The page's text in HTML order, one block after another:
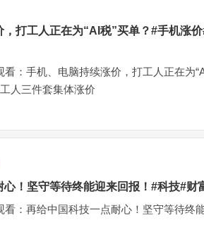
，打工人正在为“AI税”买单？#手机涨
看：手机、电脑持续涨价，打工人正在为
人三件套集体涨价
心！坚守等待终能迎来回报！#科技#财
看：再给中国科技一点耐心！坚守等待终